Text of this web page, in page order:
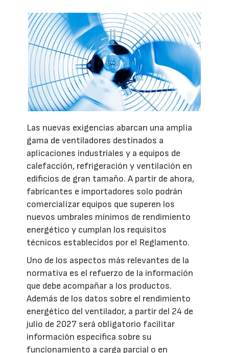
Las nuevas exigencias abarcan una amplia
gama de ventiladores destinados a
aplicaciones industriales y a equipos de
calefacción, refrigeración y ventilación en
edificios de gran tamaño. A partir de ahora,
fabricantes e importadores solo podrán
comercializar equipos que superen los
nuevos umbrales mínimos de rendimiento
energético y cumplan los requisitos
técnicos establecidos por el Reglamento.
Uno de los aspectos más relevantes de la
normativa es el refuerzo de la información
que debe acompañar a los productos.
Además de los datos sobre el rendimiento
energético del ventilador, a partir del 24 de
julio de 2027 será obligatorio facilitar
información específica sobre su
funcionamiento a carga parcial o en